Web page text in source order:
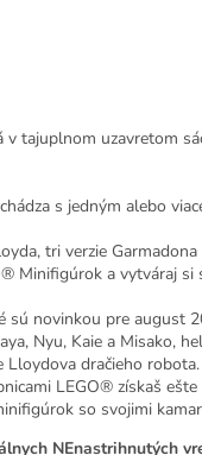
v tajuplnom uzavretom
s jedným alebo
tri verzie
Minifigúrok a vytváraj si
sú novinkou pre august
Nyu, Kaie a Misako,
Lloydova dračieho robota.
LEGO® získaš
so svojimi
NEnastrihnutých